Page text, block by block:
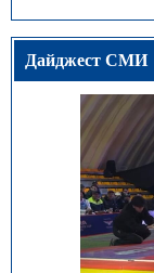
Дайджест СМИ